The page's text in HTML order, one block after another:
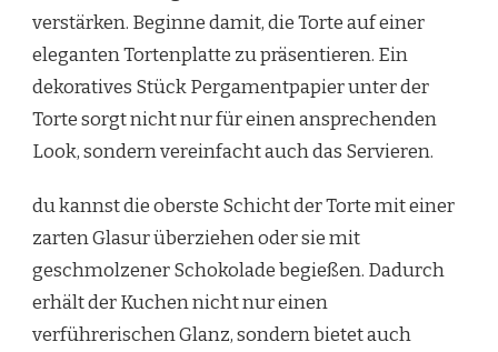
verstärken. Beginne damit, die Torte auf einer
eleganten Tortenplatte zu präsentieren. Ein
dekoratives Stück Pergamentpapier unter der
Torte sorgt nicht nur für einen ansprechenden
Look, sondern vereinfacht auch das Servieren.
du kannst die oberste Schicht der Torte mit einer
zarten Glasur überziehen oder sie mit
geschmolzener Schokolade begießen. Dadurch
erhält der Kuchen nicht nur einen
verführerischen Glanz, sondern bietet auch